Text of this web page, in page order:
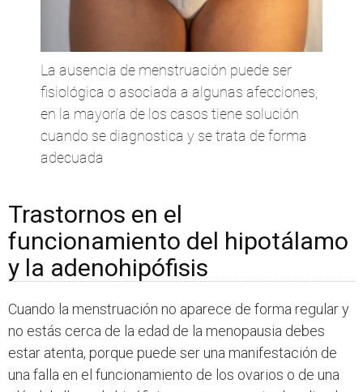
La ausencia de menstruación puede ser
fisiológica o asociada a algunas afecciones,
en la mayoría de los casos tiene solución
cuando se diagnostica y se trata de forma
adecuada
Trastornos en el
funcionamiento del hipotálamo
y la adenohipófisis
Cuando la menstruación no aparece de forma regular y
no estás cerca de la edad de la menopausia debes
estar atenta, porque puede ser una manifestación de
una falla en el funcionamiento de los ovarios o de una